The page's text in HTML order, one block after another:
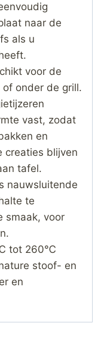
naar de
als u
voor de
onder de grill.
vast, zodat
en
creaties blijven
tafel.
nauwsluitende
te
smaak, voor
tot 260℃
stoof- en
en